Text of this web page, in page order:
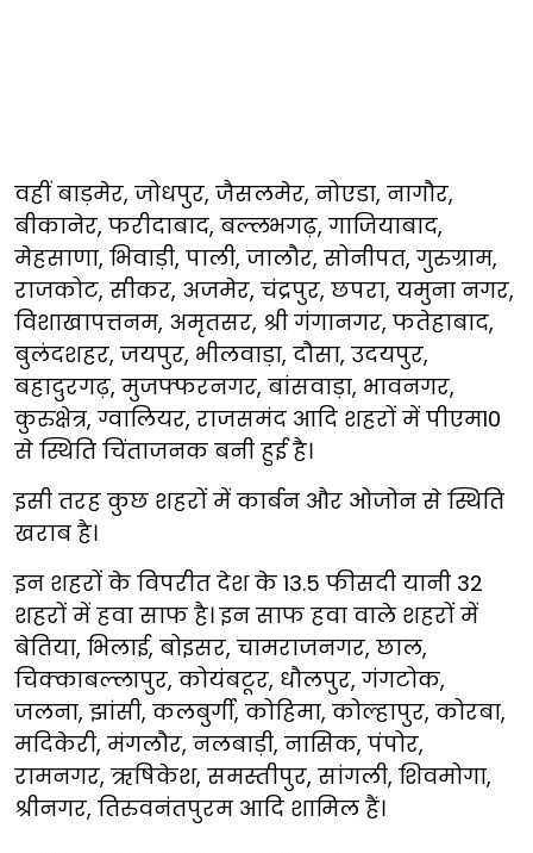
वहीं बाड़मेर, जोधपुर, जैसलमेर, नोएडा, नागौर,
बीकानेर, फरीदाबाद, बल्लभगढ़, गाजियाबाद,
मेहसाणा, भिवाड़ी, पाली, जालौर, सोनीपत, गुरुग्राम,
राजकोट, सीकर, अजमेर, चंद्रपुर, छपरा, यमुना नगर,
विशाखापत्तनम, अमृतसर, श्री गंगानगर, फतेहाबाद,
बुलंदशहर, जयपुर, भीलवाड़ा, दौसा, उदयपुर,
बहादुरगढ़, मुजफ्फरनगर, बांसवाड़ा, भावनगर,
कुरुक्षेत्र, ग्वालियर, राजसमंद आदि शहरों में पीएम10
से स्थिति चिंताजनक बनी हुई है।
इसी तरह कुछ शहरों में कार्बन और ओजोन से स्थिति
खराब है।
इन शहरों के विपरीत देश के 13.5 फीसदी यानी 32
शहरों में हवा साफ है। इन साफ हवा वाले शहरों में
बेतिया, भिलाई, बोइसर, चामराजनगर, छाल,
चिक्काबल्लापुर, कोयंबटूर, धौलपुर, गंगटोक,
जलना, झांसी, कलबुर्गी, कोहिमा, कोल्हापुर, कोरबा,
मदिकेरी, मंगलौर, नलबाड़ी, नासिक, पंपोर,
रामनगर, ऋषिकेश, समस्तीपुर, सांगली, शिवमोगा,
श्रीनगर, तिरुवनंतपुरम आदि शामिल हैं।